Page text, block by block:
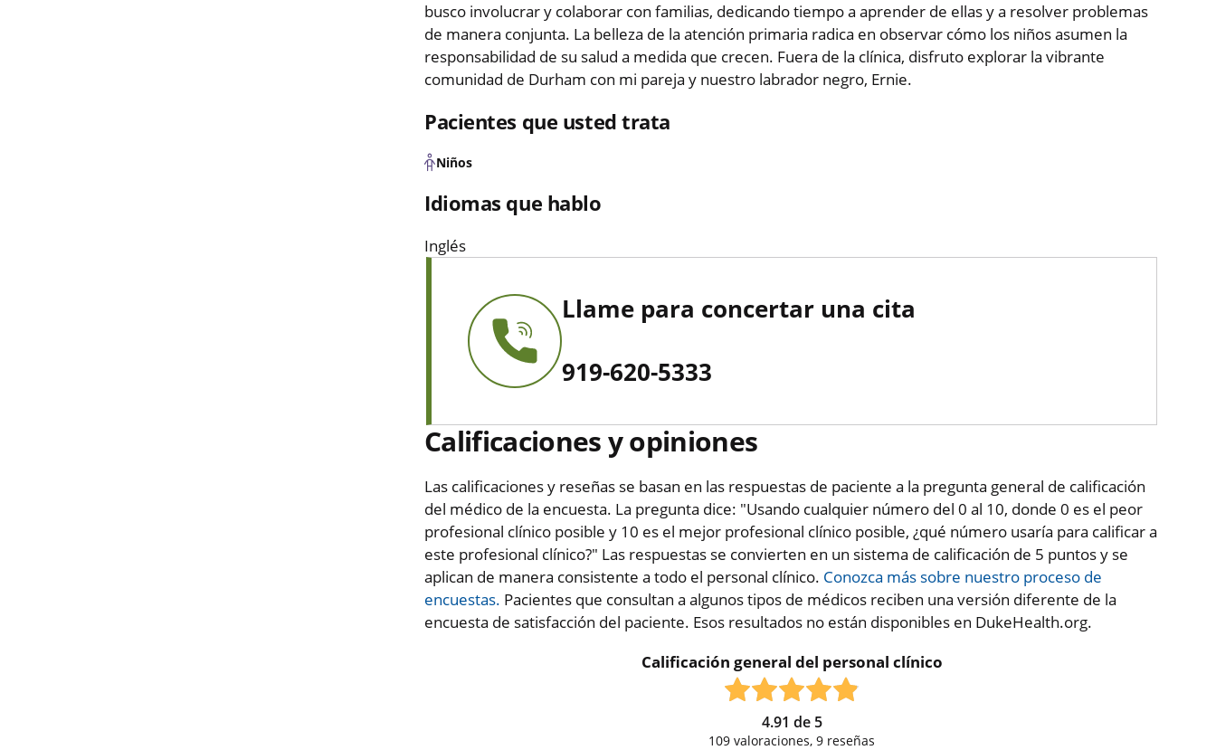
busco involucrar y colaborar con familias, dedicando tiempo a aprender de ellas y a resolver problemas
de manera conjunta. La belleza de la atención primaria radica en observar cómo los niños asumen la
responsabilidad de su salud a medida que crecen. Fuera de la clínica, disfruto explorar la vibrante
comunidad de Durham con mi pareja y nuestro labrador negro, Ernie.
Pacientes que usted trata
Niños
Idiomas que hablo
Inglés
Llame para concertar una cita
919-620-5333
Calificaciones y opiniones
Las calificaciones y reseñas se basan en las respuestas de paciente a la pregunta general de calificación
del médico de la encuesta. La pregunta dice: "Usando cualquier número del 0 al 10, donde 0 es el peor
profesional clínico posible y 10 es el mejor profesional clínico posible, ¿qué número usaría para calificar a
este profesional clínico?" Las respuestas se convierten en un sistema de calificación de 5 puntos y se
aplican de manera consistente a todo el personal clínico. Conozca más sobre nuestro proceso de
encuestas. Pacientes que consultan a algunos tipos de médicos reciben una versión diferente de la
encuesta de satisfacción del paciente. Esos resultados no están disponibles en DukeHealth.org.
Calificación general del personal clínico
4.91 de 5
109 valoraciones, 9 reseñas